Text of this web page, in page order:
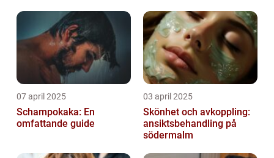
07 april 2025
Schampokaka: En
omfattande guide
03 april 2025
Skönhet och avkoppling:
ansiktsbehandling på
södermalm